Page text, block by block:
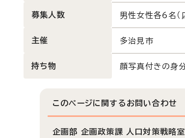
募集人数 男性女性各6名（
主催 多治見市
持ち物 顔写真付きの身分
このページに関する お問い合わせ
企画部 企画政策課 人口対策戦略室